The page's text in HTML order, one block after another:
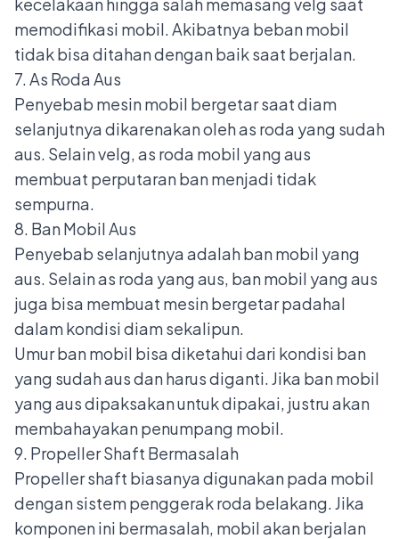
memodifikasi mobil. Akibatnya beban mobil
tidak bisa ditahan dengan baik saat berjalan.
7. As Roda Aus
Penyebab mesin mobil bergetar saat diam
selanjutnya dikarenakan oleh as roda yang sudah
aus. Selain velg, as roda mobil yang aus
membuat perputaran ban menjadi tidak
sempurna.
8. Ban Mobil Aus
Penyebab selanjutnya adalah ban mobil yang
aus. Selain as roda yang aus, ban mobil yang aus
juga bisa membuat mesin bergetar padahal
dalam kondisi diam sekalipun.
Umur ban mobil bisa diketahui dari kondisi ban
yang sudah aus dan harus diganti. Jika ban mobil
yang aus dipaksakan untuk dipakai, justru akan
membahayakan penumpang mobil.
9. Propeller Shaft Bermasalah
Propeller shaft biasanya digunakan pada mobil
dengan sistem penggerak roda belakang. Jika
komponen ini bermasalah, mobil akan berjalan